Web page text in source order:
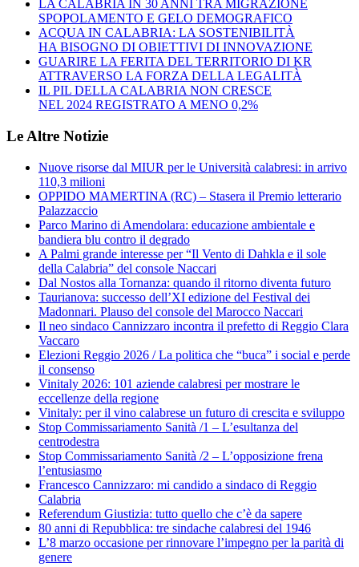
LA CALABRIA IN 30 ANNI TRA MIGRAZIONE
SPOPOLAMENTO E GELO DEMOGRAFICO
ACQUA IN CALABRIA: LA SOSTENIBILITÀ
HA BISOGNO DI OBIETTIVI DI INNOVAZIONE
GUARIRE LA FERITA DEL TERRITORIO DI KR
ATTRAVERSO LA FORZA DELLA LEGALITÀ
IL PIL DELLA CALABRIA NON CRESCE
NEL 2024 REGISTRATO A MENO 0,2%
Le Altre Notizie
Nuove risorse dal MIUR per le Università calabresi: in arrivo
110,3 milioni
OPPIDO MAMERTINA (RC) – Stasera il Premio letterario
Palazzaccio
Parco Marino di Amendolara: educazione ambientale e
bandiera blu contro il degrado
A Palmi grande interesse per “Il Vento di Dahkla e il sole
della Calabria” del console Naccari
Dal Nostos alla Tornanza: quando il ritorno diventa futuro
Taurianova: successo dell’XI edizione del Festival dei
Madonnari. Plauso del console del Marocco Naccari
Il neo sindaco Cannizzaro incontra il prefetto di Reggio Clara
Vaccaro
Elezioni Reggio 2026 / La politica che “buca” i social e perde
il consenso
Vinitaly 2026: 101 aziende calabresi per mostrare le
eccellenze della regione
Vinitaly: per il vino calabrese un futuro di crescita e sviluppo
Stop Commissariamento Sanità /1 – L’esultanza del
centrodestra
Stop Commissariamento Sanità /2 – L’opposizione frena
l’entusiasmo
Francesco Cannizzaro: mi candido a sindaco di Reggio
Calabria
Referendum Giustizia: tutto quello che c’è da sapere
80 anni di Repubblica: tre sindache calabresi del 1946
L’8 marzo occasione per rinnovare l’impegno per la parità di
genere